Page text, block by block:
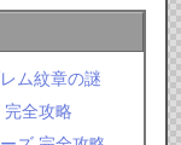
ム紋章の謎
全攻略